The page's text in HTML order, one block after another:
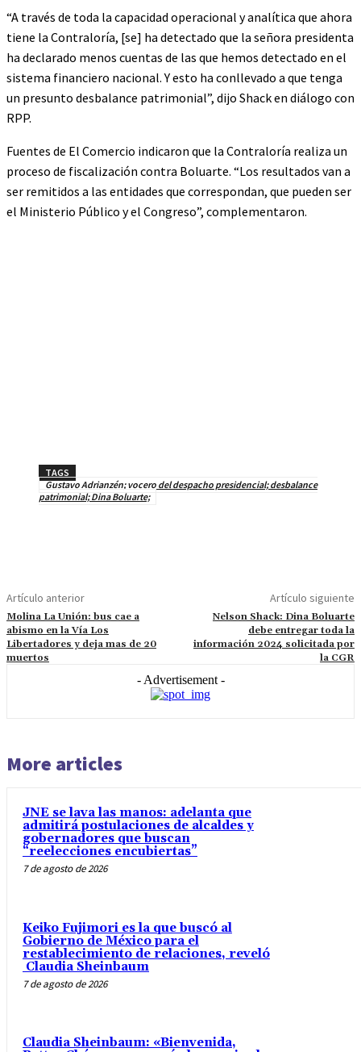
“A través de toda la capacidad operacional y analítica que ahora
tiene la Contraloría, [se] ha detectado que la señora presidenta
ha declarado menos cuentas de las que hemos detectado en el
sistema financiero nacional. Y esto ha conllevado a que tenga
un presunto desbalance patrimonial”, dijo Shack en diálogo con
RPP.
Fuentes de El Comercio indicaron que la Contraloría realiza un
proceso de fiscalización contra Boluarte. “Los resultados van a
ser remitidos a las entidades que correspondan, que pueden ser
el Ministerio Público y el Congreso”, complementaron.
TAGS
Gustavo Adrianzén; vocero del despacho presidencial; desbalance
patrimonial; Dina Boluarte;
Artículo anterior
Molina La Unión: bus cae a
abismo en la Vía Los
Libertadores y deja mas de 20
muertos
Artículo siguiente
Nelson Shack: Dina Boluarte
debe entregar toda la
información 2024 solicitada por
la CGR
- Advertisement -
More articles
JNE se lava las manos: adelanta que
admitirá postulaciones de alcaldes y
gobernadores que buscan
“reelecciones encubiertas”
7 de agosto de 2026
Keiko Fujimori es la que buscó al
Gobierno de México para el
restablecimiento de relaciones, reveló
Claudia Sheinbaum
7 de agosto de 2026
Claudia Sheinbaum: «Bienvenida,